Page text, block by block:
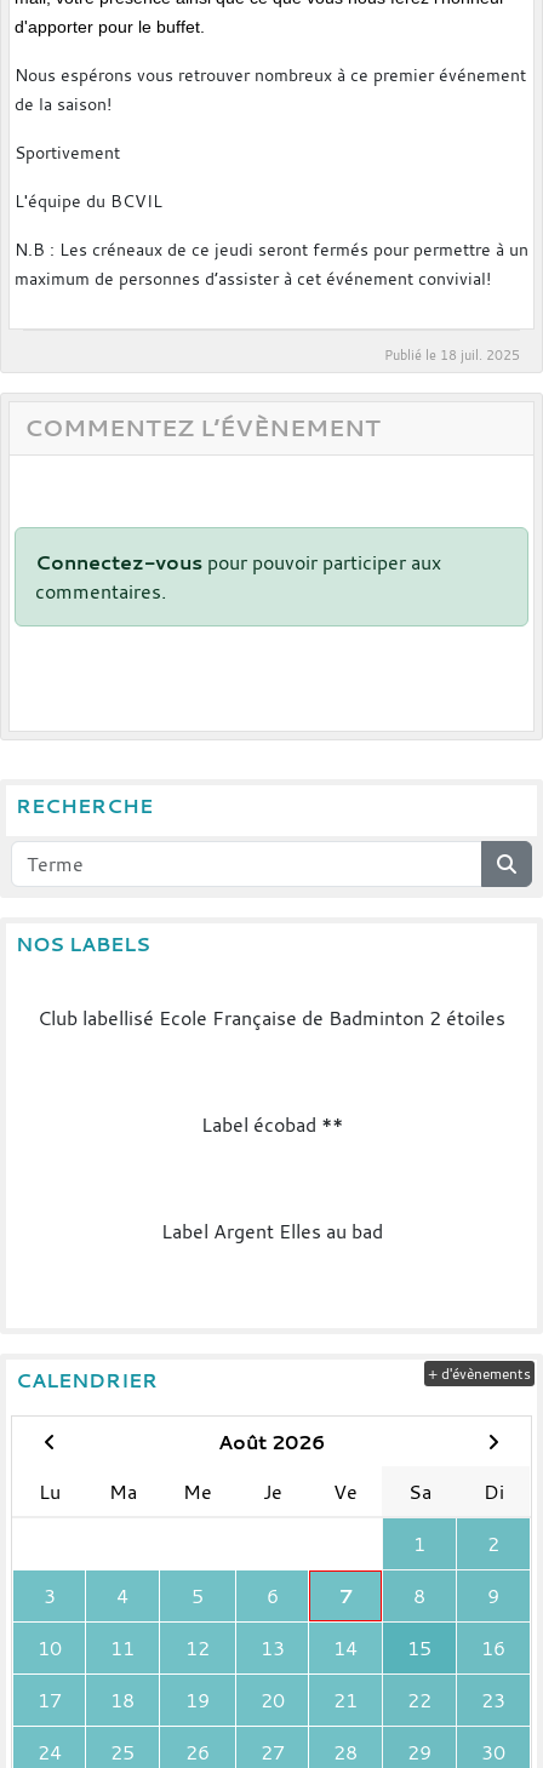
d'apporter pour le buffet.
Nous espérons vous retrouver nombreux à ce premier événement
de la saison!
Sportivement
L'équipe du BCVIL
N.B : Les créneaux de ce jeudi seront fermés pour permettre à un
maximum de personnes d’assister à cet événement convivial!
Publié le 18 juil. 2025
COMMENTEZ L’ÉVÈNEMENT
Connectez-vous pour pouvoir participer aux
commentaires.
RECHERCHE
NOS LABELS
Club labellisé Ecole Française de Badminton 2 étoiles
Label écobad **
Label Argent Elles au bad
CALENDRIER
Août 2026
Lu
Ma Me Je Ve Sa
Di
1
2
3
4 5 6 7 8
9
10
11 12 13 14 15
16
17
18 19 20 21 22
23
24
25 26 27 28 29
30
+ d'évènements